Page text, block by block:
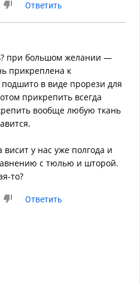
Ответить
при большом желании —
прикреплена к
в виде прорези для
прикрепить всегда
вообще любую ткань
у нас уже полгода и
с тюлью и шторой.
то?
Ответить